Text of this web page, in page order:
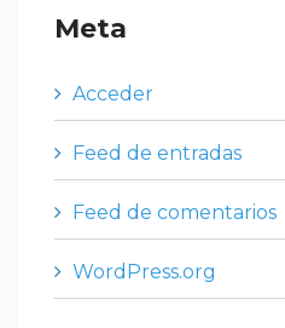
Meta
Acceder
Feed de entradas
Feed de comentarios
WordPress.org